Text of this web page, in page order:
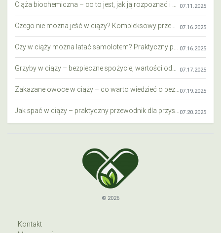
07.11.2025
07.16.2025
07.16.2025
07.17.2025
07.19.2025
07.20.2025
© 2026
Kontakt